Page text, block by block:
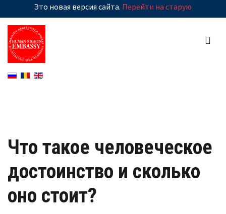
Это новая версия сайта. Перейти на старую
Что такое человеческое
достоинство и сколько
оно стоит?